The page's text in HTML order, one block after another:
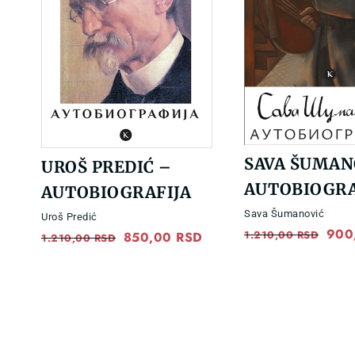
UROŠ PREDIĆ –
AUTOBIOGRAFIJA
Uroš Predić
1.210,00RSD Original
850,00 RSDCurrent
SAVA
Sava Šumanović
1.210,00RSD